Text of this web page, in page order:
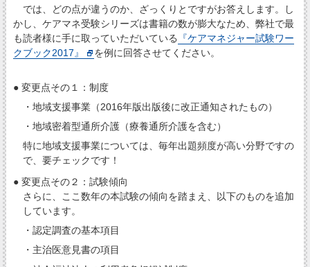
では、どの点が違うのか、ざっくりとですがお答えします。し
かし、ケアマネ受験シリーズは書籍の数が膨大なため、弊社で最
も読者様に手に取っていただいている
『ケアマネジャー試験ワー
クブック2017』
を例に回答させてください。
● 変更点その１：制度
・地域支援事業（2016年版出版後に改正通知されたもの）
・地域密着型通所介護（療養通所介護を含む）
特に地域支援事業については、毎年出題頻度が高い分野ですの
で、要チェックです！
● 変更点その２：試験傾向
さらに、ここ数年の本試験の傾向を踏まえ、以下のものを追加
しています。
・認定調査の基本項目
・主治医意見書の項目